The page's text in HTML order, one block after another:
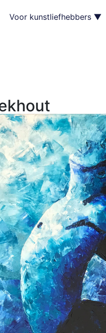
Voor kunstliefhebbers ▼